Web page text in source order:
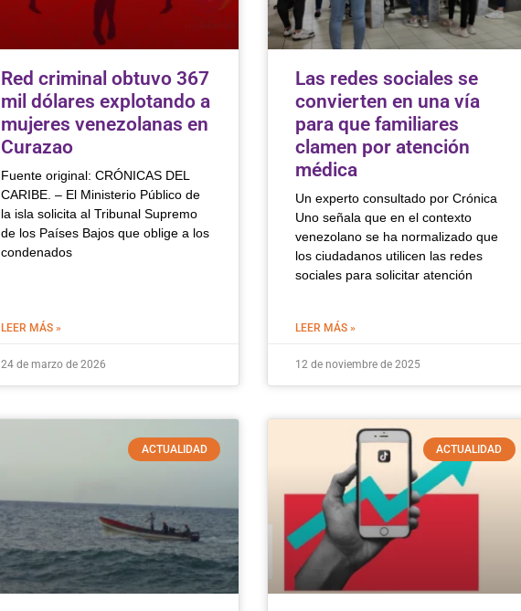
Red criminal obtuvo 367
mil dólares explotando a
mujeres venezolanas en
Curazao
Fuente original: CRÓNICAS DEL
CARIBE. – El Ministerio Público de
la isla solicita al Tribunal Supremo
de los Países Bajos que oblige a los
condenados
LEER MÁS »
24 de marzo de 2026
Las redes sociales se
convierten en una vía
para que familiares
clamen por atención
médica
Un experto consultado por Crónica
Uno señala que en el contexto
venezolano se ha normalizado que
los ciudadanos utilicen las redes
sociales para solicitar atención
LEER MÁS »
12 de noviembre de 2025
ACTUALIDAD ACTUALIDAD